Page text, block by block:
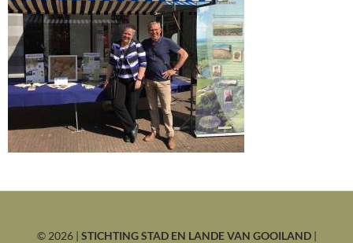
© 2026 | STICHTING STAD EN LANDE VAN GOOILAND|